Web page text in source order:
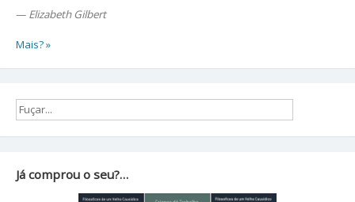
— Elizabeth Gilbert
Mais? »
Já comprou o seu?…